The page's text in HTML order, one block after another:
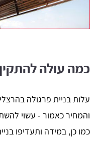
כמה עולה
עלות בניית פרגולה
והמחיר כאמור - עשוי
כמו כן, במידה ותעדיפו